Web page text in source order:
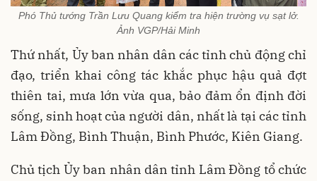
Phó Thủ tướng Trần Lưu Quang kiểm tra hiện trường vụ sạt lở.
Ảnh VGP/Hải Minh
Thứ nhất, Ủy ban nhân dân các tỉnh chủ động chỉ
đạo, triển khai công tác khắc phục hậu quả đợt
thiên tai, mưa lớn vừa qua, bảo đảm ổn định đời
sống, sinh hoạt của người dân, nhất là tại các tỉnh
Lâm Đồng, Bình Thuận, Bình Phước, Kiên Giang.
Chủ tịch Ủy ban nhân dân tỉnh Lâm Đồng tổ chức